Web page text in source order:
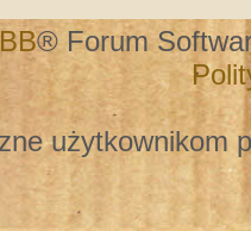
® Forum
użytkownikom